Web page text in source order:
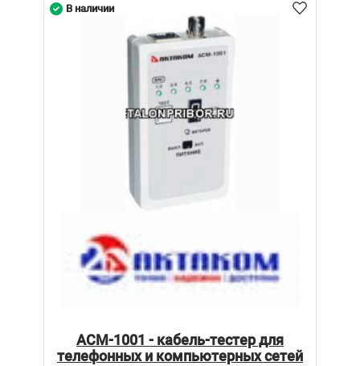
АСМ-1001 - кабель-тестер для
телефонных и компьютерных сетей
В наличии